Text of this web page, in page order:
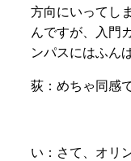
方向にいってし
んですが、入門
ンパスにはふん
荻：めちゃ同感
い： さて、オリ